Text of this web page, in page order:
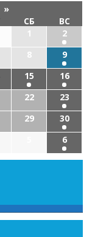
»
СБ
ВС
1
2
8
9
15
16
22
23
29
30
6